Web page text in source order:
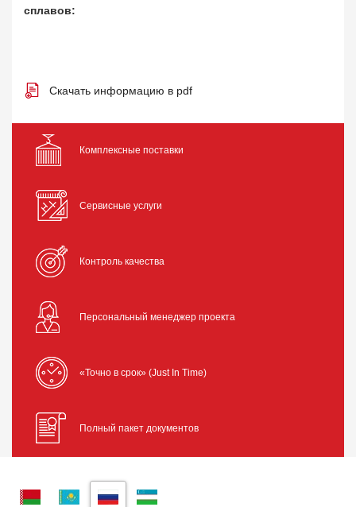
сплавов:
Скачать информацию в pdf
Комплексные поставки
Сервисные услуги
Контроль качества
Персональный менеджер проекта
«Точно в срок» (Just In Time)
Полный пакет документов